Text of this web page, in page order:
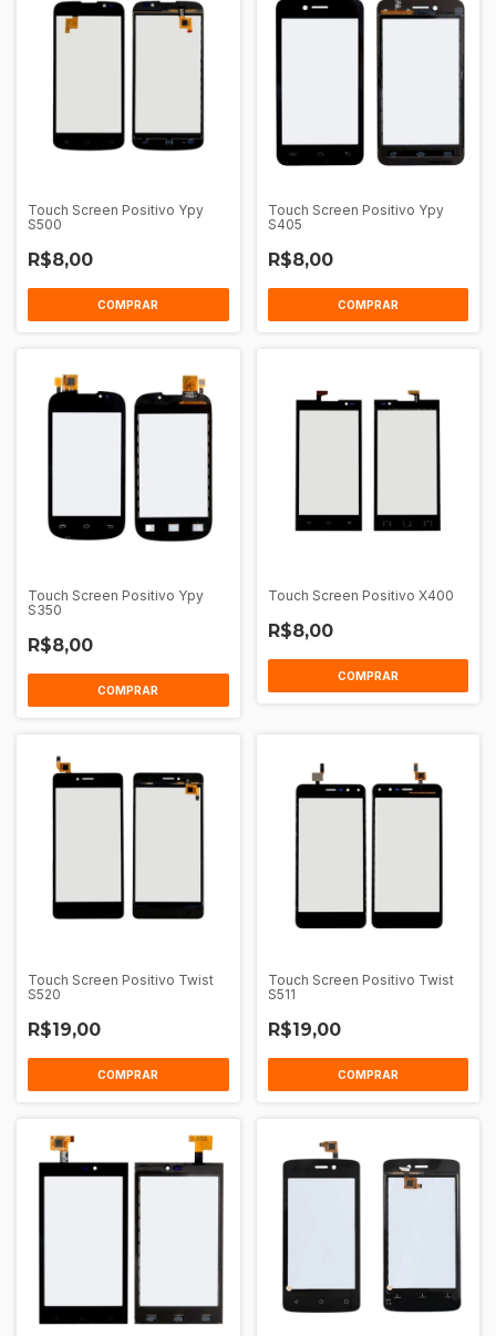
Touch Screen Positivo Ypy
S500
R$8,00
COMPRAR
Touch Screen Positivo Ypy
S405
R$8,00
COMPRAR
Touch Screen Positivo Ypy
S350
R$8,00
COMPRAR
Touch Screen Positivo X400
R$8,00
COMPRAR
Touch Screen Positivo Twist
S520
R$19,00
COMPRAR
Touch Screen Positivo Twist
S511
R$19,00
COMPRAR